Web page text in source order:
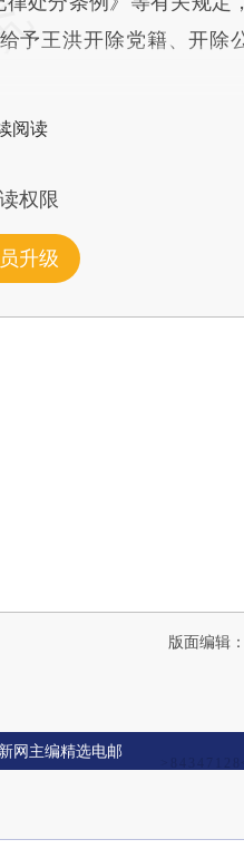
予王洪开除党籍、开除
阅读
权限
升级
版面编辑
网主编精选电邮